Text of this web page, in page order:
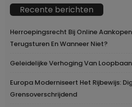
Recente berichten
Herroepingsrecht Bij Online
Terugsturen En Wanneer Niet?
Geleidelijke Verhoging Van
Europa Moderniseert Het Rijbewijs:
Grensoverschrijdend